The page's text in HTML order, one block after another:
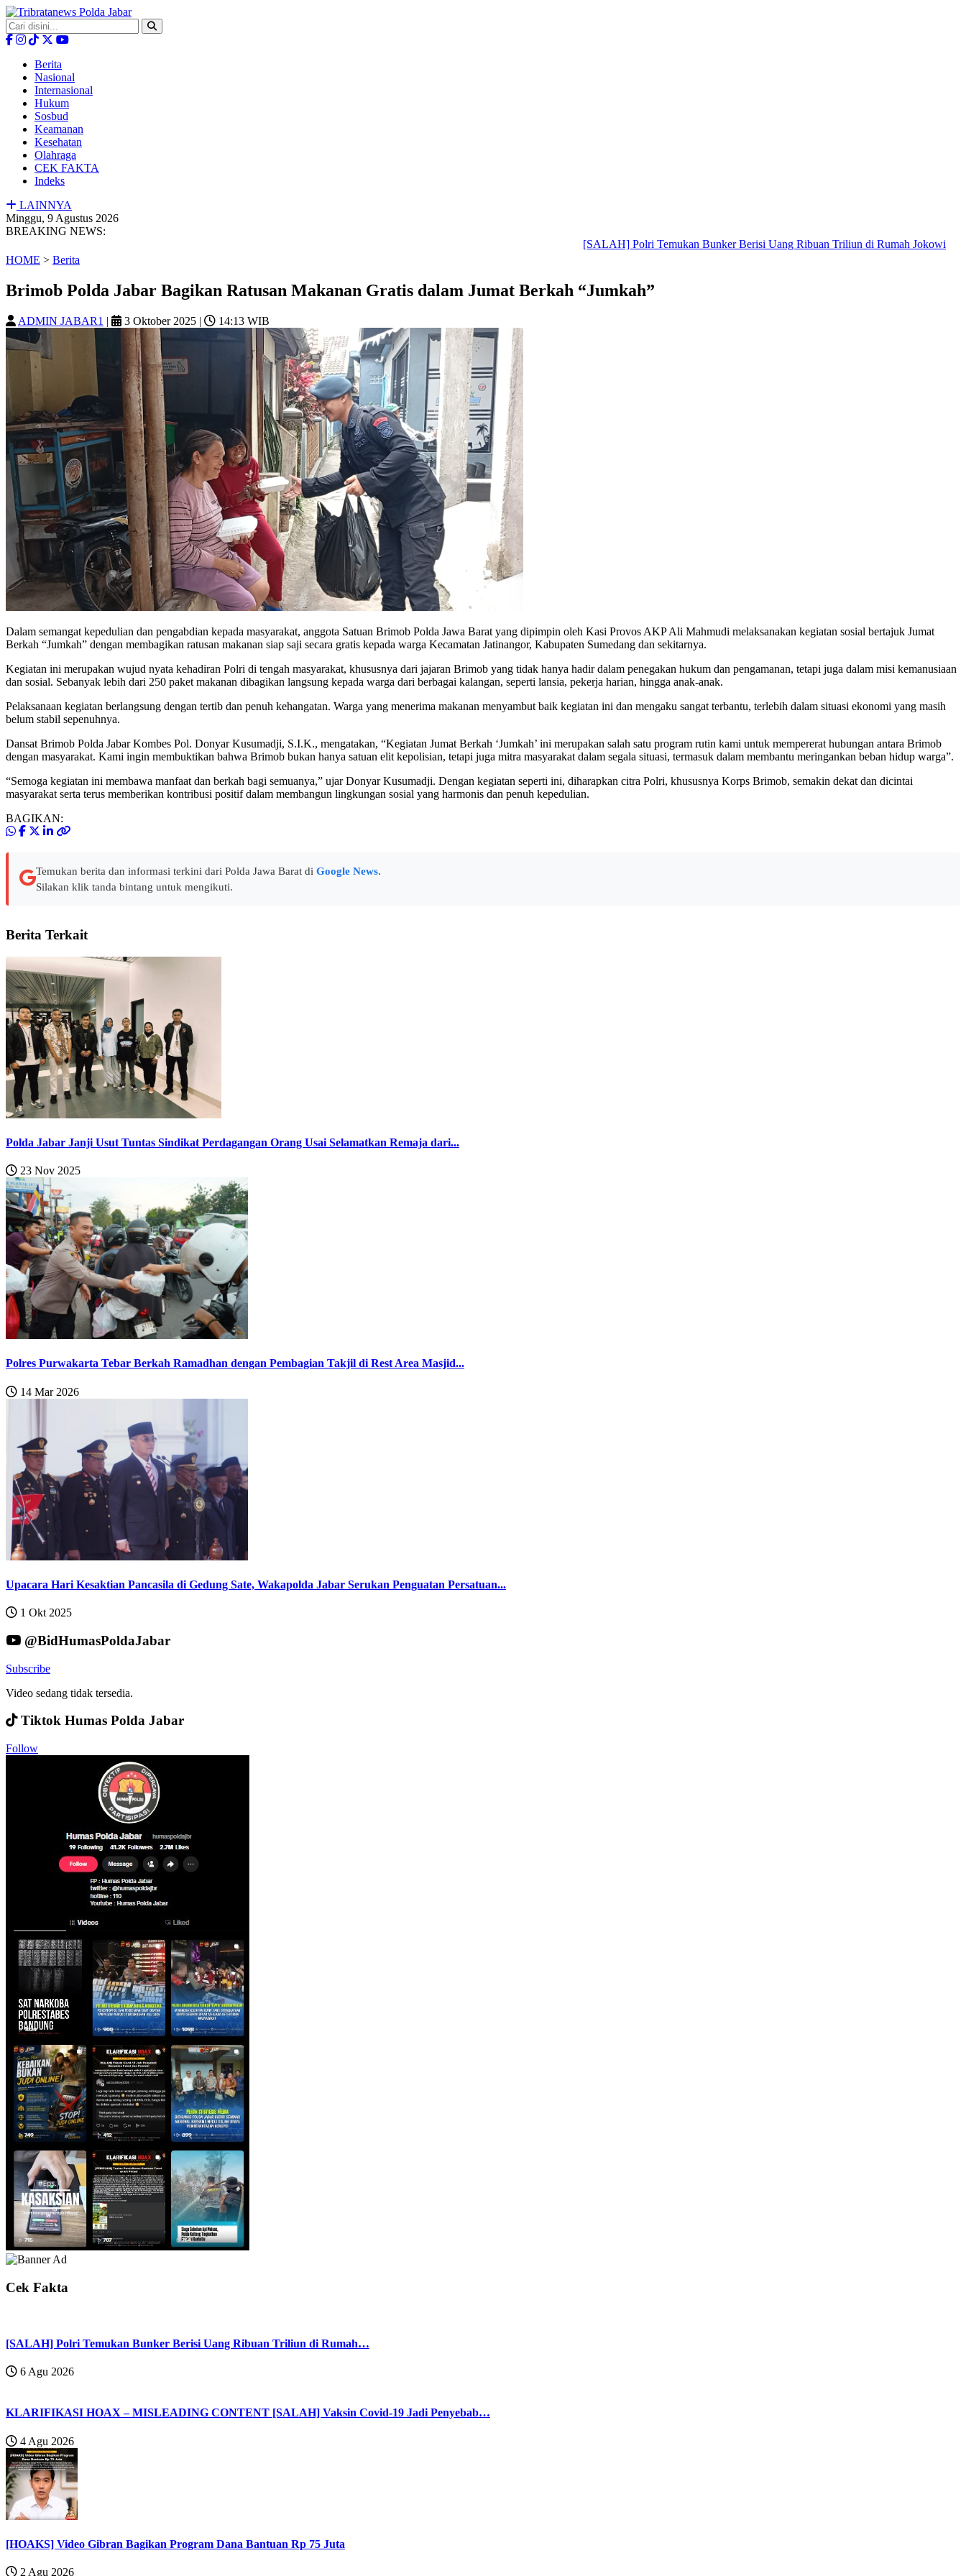
Berita
Nasional
Internasional
Hukum
Sosbud
Keamanan
Kesehatan
Olahraga
CEK FAKTA
Indeks
LAINNYA
Minggu, 9 Agustus 2026
BREAKING NEWS:
[SALAH] Polri Temukan Bunker Berisi Uang Ribuan Triliun di Rumah Jokowi|Perkuat
HOME > Berita
Brimob Polda Jabar Bagikan Ratusan Makanan Gratis dalam Jumat Berkah “Jumkah”
ADMIN JABAR1 | 3 Oktober 2025 | 14:13 WIB
Dalam semangat kepedulian dan pengabdian kepada masyarakat, anggota Satuan Brimob Polda Jawa Barat yang dipimpin oleh Kasi Provos AKP Ali Mahmudi melaksanakan kegiatan sosial bertajuk Jumat
Berkah “Jumkah” dengan membagikan ratusan makanan siap saji secara gratis kepada warga Kecamatan Jatinangor, Kabupaten Sumedang dan sekitarnya.
Kegiatan ini merupakan wujud nyata kehadiran Polri di tengah masyarakat, khususnya dari jajaran Brimob yang tidak hanya hadir dalam penegakan hukum dan pengamanan, tetapi juga dalam misi kemanusiaan
dan sosial. Sebanyak lebih dari 250 paket makanan dibagikan langsung kepada warga dari berbagai kalangan, seperti lansia, pekerja harian, hingga anak-anak.
Pelaksanaan kegiatan berlangsung dengan tertib dan penuh kehangatan. Warga yang menerima makanan menyambut baik kegiatan ini dan mengaku sangat terbantu, terlebih dalam situasi ekonomi yang masih
belum stabil sepenuhnya.
Dansat Brimob Polda Jabar Kombes Pol. Donyar Kusumadji, S.I.K., mengatakan, “Kegiatan Jumat Berkah ‘Jumkah’ ini merupakan salah satu program rutin kami untuk mempererat hubungan antara Brimob
dengan masyarakat. Kami ingin membuktikan bahwa Brimob bukan hanya satuan elit kepolisian, tetapi juga mitra masyarakat dalam segala situasi, termasuk dalam membantu meringankan beban hidup warga”.
“Semoga kegiatan ini membawa manfaat dan berkah bagi semuanya,” ujar Donyar Kusumadji. Dengan kegiatan seperti ini, diharapkan citra Polri, khususnya Korps Brimob, semakin dekat dan dicintai
masyarakat serta terus memberikan kontribusi positif dalam membangun lingkungan sosial yang harmonis dan penuh kepedulian.
BAGIKAN:
Temukan berita dan informasi terkini dari Polda Jawa Barat di Google News.
Silakan klik tanda bintang untuk mengikuti.
Berita Terkait
Polda Jabar Janji Usut Tuntas Sindikat Perdagangan Orang Usai Selamatkan Remaja dari...
23 Nov 2025
Polres Purwakarta Tebar Berkah Ramadhan dengan Pembagian Takjil di Rest Area Masjid...
14 Mar 2026
Upacara Hari Kesaktian Pancasila di Gedung Sate, Wakapolda Jabar Serukan Penguatan Persatuan...
1 Okt 2025
@BidHumasPoldaJabar
Subscribe
Video sedang tidak tersedia.
Tiktok Humas Polda Jabar
Follow
Cek Fakta
[SALAH] Polri Temukan Bunker Berisi Uang Ribuan Triliun di Rumah…
6 Agu 2026
KLARIFIKASI HOAX – MISLEADING CONTENT [SALAH] Vaksin Covid-19 Jadi Penyebab…
4 Agu 2026
[HOAKS] Video Gibran Bagikan Program Dana Bantuan Rp 75 Juta
2 Agu 2026